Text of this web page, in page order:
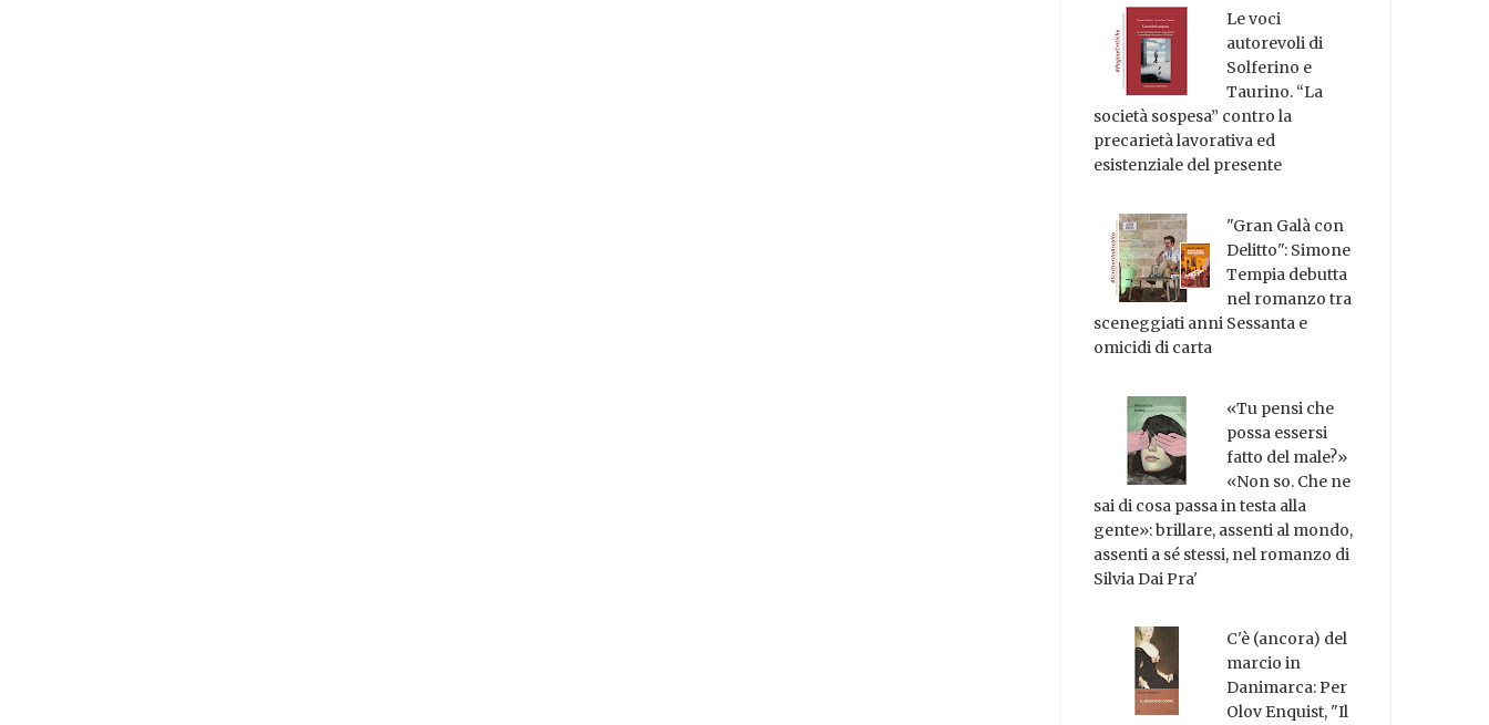
Le voci
autorevoli di
Solferino e
Taurino. “La
società sospesa” contro la
precarietà lavorativa ed
esistenziale del presente
"Gran Galà con
Delitto": Simone
Tempia debutta
nel romanzo tra
sceneggiati anni Sessanta e
omicidi di carta
«Tu pensi che
possa essersi
fatto del male?»
«Non so. Che ne
sai di cosa passa in testa alla
gente»: brillare, assenti al mondo,
assenti a sé stessi, nel romanzo di
Silvia Dai Pra'
C'è (ancora) del
marcio in
Danimarca: Per
Olov Enquist, "Il